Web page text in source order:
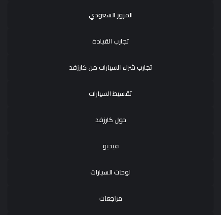
المرور السعودي
تجارب القيادة
تجارب شراء السيارات من كارزفد
تقسيط السيارات
حول كارزفد
فيديو
لوحات السيارات
مراجعات